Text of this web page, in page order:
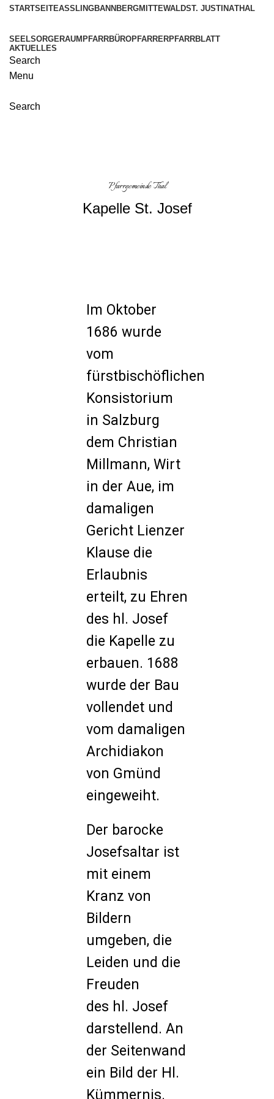
STARTSEITEASSLINGBANNBERGMITTEWALDST. JUSTINATHAL
SEELSORGERAUM PFARRBÜROPFARRERPFARRBLATT
AKTUELLES
Search
Menu
Search
Pfarrgemeinde Thal
Kapelle St. Josef
Im Oktober
1686 wurde
vom
fürstbischöflichen
Konsistorium
in Salzburg
dem Christian
Millmann, Wirt
in der Aue, im
damaligen
Gericht Lienzer
Klause die
Erlaubnis
erteilt, zu Ehren
des hl. Josef
die Kapelle zu
erbauen. 1688
wurde der Bau
vollendet und
vom damaligen
Archidiakon
von Gmünd
eingeweiht.
Der barocke
Josefsaltar ist
mit einem
Kranz von
Bildern
umgeben, die
Leiden und die
Freuden
des hl. Josef
darstellend. An
der Seitenwand
ein Bild der Hl.
Kümmernis.